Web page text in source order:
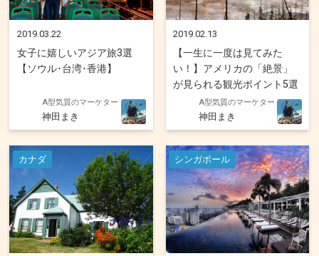
2019.03.22
女子に嬉しいアジア旅3選
【ソウル･台湾･香港】
A型気質のマーケター
神田まき
2019.02.13
【一生に一度は見てみた
い！】アメリカの「絶景」
が見られる観光ポイント5選
A型気質のマーケター
神田まき
カナダ シンガポール